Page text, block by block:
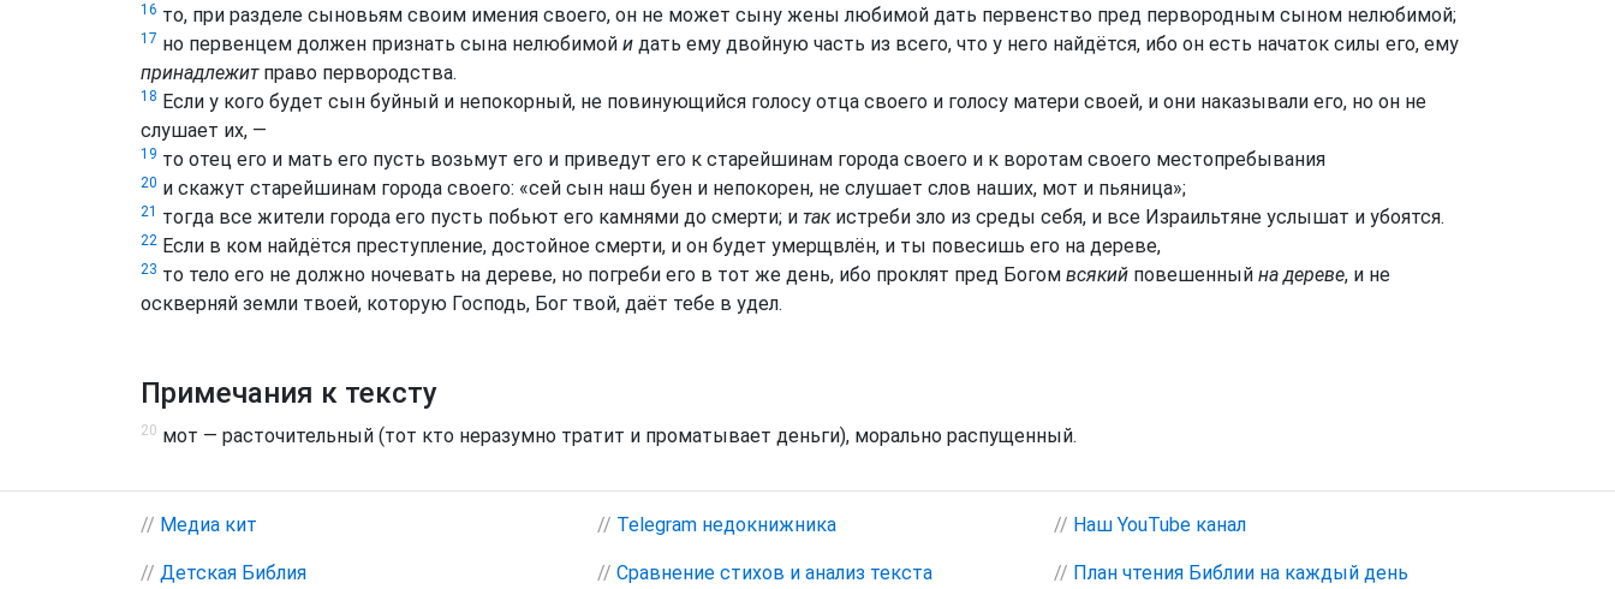
16 то, при разделе сыновьям своим имения своего, он не может сыну жены любимой дать первенство пред первородным сыном нелюбимой;
17 но первенцем должен признать сына нелюбимой и дать ему двойную часть из всего, что у него найдётся, ибо он есть начаток силы его, ему
принадлежитправо первородства.
18 Если у кого будет сын буйный и непокорный, не повинующийся голосу отца своего и голосу матери своей, и они наказывали его, но он не
слушает их, —
19 то отец его и мать его пусть возьмут его и приведут его к старейшинам города своего и к воротам своего местопребывания
20 и скажут старейшинам города своего: «сей сын наш буен и непокорен, не слушает слов наших, мот и пьяница»;
21 тогда все жители города его пусть побьют его камнями до смерти; и такистреби зло из среды себя, и все Израильтяне услышат и убоятся.
22 Если в ком найдётся преступление, достойное смерти, и он будет умерщвлён, и ты повесишь его на дереве,
23 то тело его не должно ночевать на дереве, но погреби его в тот же день, ибо проклят пред Богом всякий повешенный на дереве, и не
оскверняй земли твоей, которую Господь, Бог твой, даёт тебе в удел.
Примечания к тексту
20 мот — расточительный (тот кто неразумно тратит и проматывает деньги), морально распущенный.
// Медиа кит // Telegram недокнижника // Наш YouTube канал
// Детская Библия // Сравнение стихов и анализ текста // План чтения Библии на каждый день